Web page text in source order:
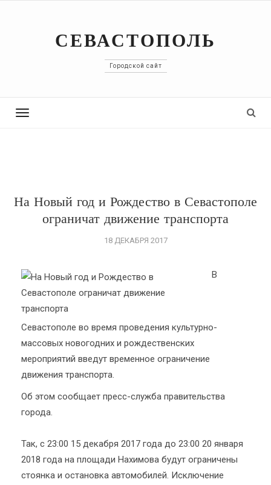
СЕВАСТОПОЛЬ
Городской сайт
Toggle
На Новый год и Рождество в Севастополе
ограничат движение транспорта
18 ДЕКАБРЯ 2017
В
Севастополе во время проведения культурно-
массовых новогодних и рождественских
мероприятий введут временное ограничение
движения транспорта.
Об этом сообщает пресс-служба правительства
города.
Так, с 23:00 15 декабря 2017 года до 23:00 20 января
2018 года на площади Нахимова будут ограничены
стоянка и остановка автомобилей. Исключение